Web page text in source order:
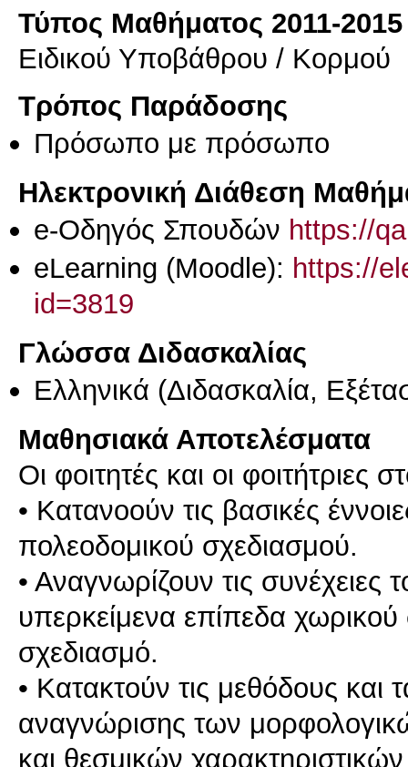
Τύπος Μαθήματος 2011-2015
Ειδικού Υποβάθρου / Κορμού
Τρόπος Παράδοσης
Πρόσωπο με πρόσωπο
Ηλεκτρονική Διάθεση
e-Οδηγός Σπουδών https://
eLearning (Moodle): https://
id=3819
Γλώσσα Διδασκαλίας
Ελληνικά (Διδασκαλία,
Μαθησιακά Αποτελέσματα
Οι φοιτητές και οι φοιτήτριες
• Κατανοούν τις βασικές
πολεοδομικού σχεδιασμού.
• Αναγνωρίζουν τις
υπερκείμενα επίπεδα
σχεδιασμό.
• Κατακτούν τις μεθόδους και
αναγνώρισης των
και θεσμικών